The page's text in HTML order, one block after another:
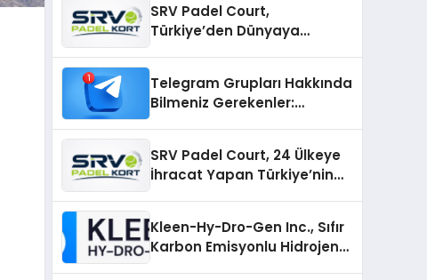
SRV Padel Court,
Türkiye’den Dünyaya
Telegram Grupları Hakkında
Bilmeniz Gerekenler:
SRV Padel Court, 24 Ülkeye
İhracat Yapan Türkiye’nin
Kleen-Hy-Dro-Gen Inc., Sıfır
Karbon Emisyonlu Hidrojen